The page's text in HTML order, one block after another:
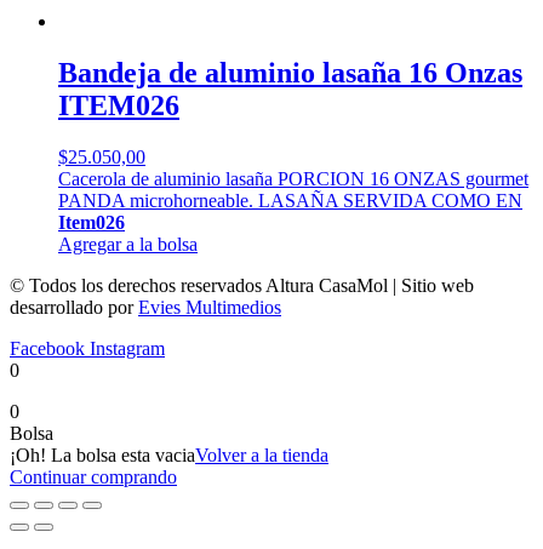
Bandeja de aluminio lasaña 16 Onzas
ITEM026
$25.050,00
Cacerola de aluminio lasaña PORCION 16 ONZAS gourmet
PANDA microhorneable. LASAÑA SERVIDA COMO EN
Item026
Agregar a la bolsa
© Todos los derechos reservados Altura CasaMol | Sitio web
desarrollado porEvies Multimedios
Facebook Instagram
0
0
Bolsa
¡Oh! La bolsa esta vaciaVolver a la tienda
Continuar comprando